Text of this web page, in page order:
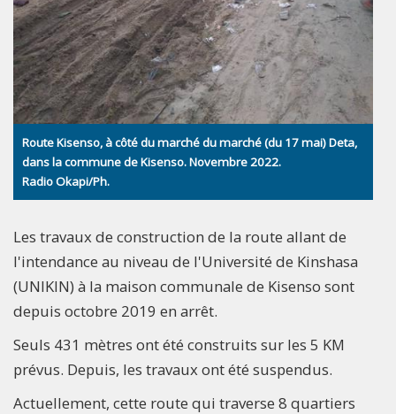
Route Kisenso, à côté du marché du marché (du 17 mai) Deta,
dans la commune de Kisenso. Novembre 2022.
Radio Okapi/Ph.
Les travaux de construction de la route allant de
l'intendance au niveau de l'Université de Kinshasa
(UNIKIN) à la maison communale de Kisenso sont
depuis octobre 2019 en arrêt.
Seuls 431 mètres ont été construits sur les 5 KM
prévus. Depuis, les travaux ont été suspendus.
Actuellement, cette route qui traverse 8 quartiers